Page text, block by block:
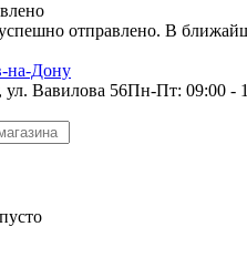
отправлено. В
на-Дону
ул. Вавилова 56Пн-Пт: 09:00 -